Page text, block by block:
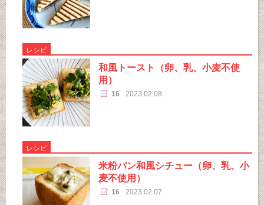
レシピ
和風トースト（卵、乳、小麦不使
用）
16 2023.02.08
レシピ
米粉パン和風シチュー（卵、乳、小
麦不使用）
16 2023.02.07